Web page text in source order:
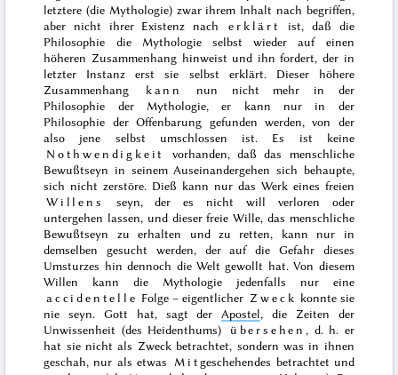
letztere (die Mythologie) zwar ihrem Inhalt nach begriffen,
aber nicht ihrer Existenz nach
erklärt
ist, daß die
Philosophie die Mythologie selbst wieder auf einen
höheren Zusammenhang hinweist und ihn fordert, der in
letzter Instanz erst sie selbst erklärt. Dieser höhere
Zusammenhang
kann
nun nicht mehr in der
Philosophie der Mythologie, er kann nur in der
Philosophie der Offenbarung gefunden werden, von der
also jene selbst umschlossen ist. Es ist keine
Nothwendigkeit
vorhanden, daß das menschliche
Bewußtseyn in seinem Auseinandergehen sich behaupte,
sich nicht zerstöre. Dieß kann nur das Werk eines freien
Willens
seyn, der es nicht will verloren oder
untergehen lassen, und dieser freie Wille, das menschliche
Bewußtseyn zu erhalten und zu retten, kann nur in
demselben gesucht werden, der auf die Gefahr dieses
Umsturzes hin dennoch die Welt gewollt hat. Von diesem
Willen kann die Mythologie jedenfalls nur eine
accidentelle Folge – eigentlicher Zweck konnte sie
nie seyn. Gott hat, sagt derApostel, die Zeiten der
Unwissenheit (des Heidenthums)
übersehen , d. h. er
hat sie nicht als Zweck betrachtet, sondern was in ihnen
geschah, nur als etwas
Mitgeschehendes betrachtet und